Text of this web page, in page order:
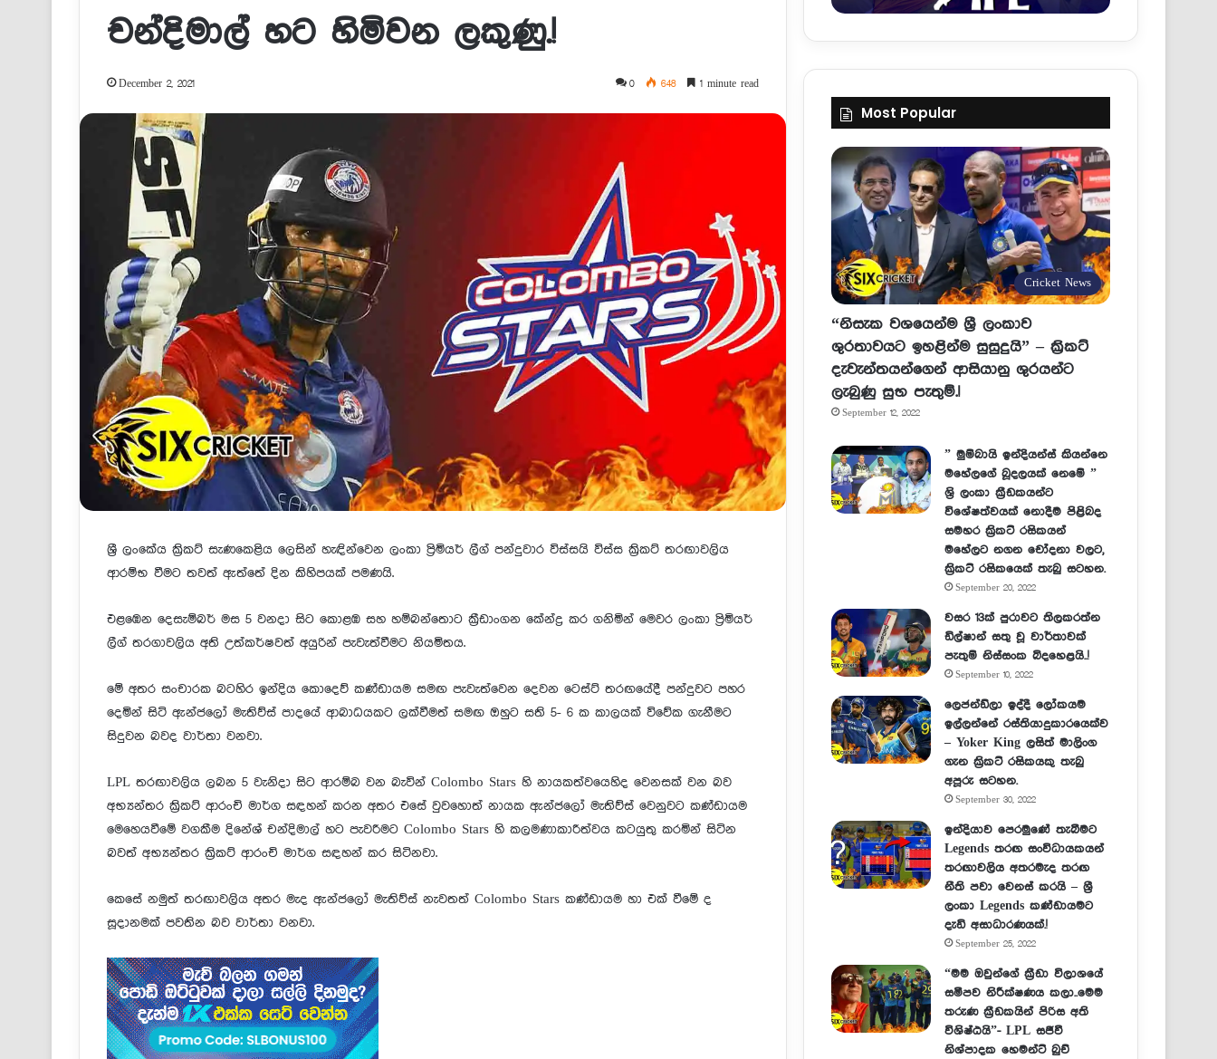
චන්දිමාල් හට හිමිවන ලකුණු.!
December 2, 2021 0 648 1 minute read
ශ්‍රී ලංකේය ක්‍රිකට් සැණකෙළිය ලෙසින් හැඳින්වෙන ලංකා ප්‍රිමියර් ලීග් පන්දුවාර විස්සයි විස්ස ක්‍රිකට් තරඟාවලිය
ආරම්භ වීමට තවත් ඇත්තේ දින කිහිපයක් පමණයි.
එළඹෙන දෙසැම්බර් මස 5 වනදා සිට කොළඹ සහ හම්බන්තොට ක්‍රීඩාංගන කේන්ද්‍ර කර ගනිමින් මෙවර ලංකා ප්‍රිමියර්
ලීග් තරගාවලිය අති උත්කර්ෂවත් අයුරින් පැවැත්වීමට නියමිතය.
මේ අතර සංචාරක බටහිර ඉන්දිය කොදෙව් කණ්ඩායම සමඟ පැවැත්වෙන දෙවන ටෙස්ට් තරඟයේදී පන්දුවට පහර
දෙමින් සිටි ඇන්ජලෝ මැතිව්ස් පාදයේ ආබාධයකට ලක්වීමත් සමඟ ඔහුට සති 5- 6 ක කාලයක් විවේක ගැනීමට
සිදුවන බවද වාර්තා වනවා.
LPL තරඟාවලිය ලබන 5 වැනිදා සිට ආරම්බ වන බැවින් Colombo Stars හි නායකත්වයෙහිද වෙනසක් වන බව
අභ්‍යන්තර ක්‍රිකට් ආරංචි මාර්ග සඳහන් කරන අතර එසේ වුවහොත් නායක ඇන්ජලෝ මැතිව්ස් වෙනුවට කණ්ඩායම
මෙහෙයවීමේ වගකීම දිනේශ් චන්දිමාල් හට පැවරීමට Colombo Stars හි කලමණාකාරීත්වය කටයුතු කරමින් සිටින
බවත් අභ්‍යන්තර ක්‍රිකට් ආරංචි මාර්ග සඳහන් කර සිටිනවා.
කෙසේ නමුත් තරඟාවලිය අතර මැද ඇන්ජලෝ මැතිව්ස් නැවතත් Colombo Stars කණ්ඩායම හා එක් වීමේ ද
සූදානමක් පවතින බව වාර්තා වනවා.
Most Popular
Cricket News
“නිසැක වශයෙන්ම ශ්‍රී ලංකාව
ශුරතාවයට ඉහළින්ම සුසුදුයි” – ක්‍රිකට්
දැවැන්තයන්ගෙන් ආසියානු ශුරයන්ට
ලැබුණු සුභ පැතුම්.!
September 12, 2022
” මුම්බායි ඉන්දියන්ස් කියන්නෙ
මහේලගේ බූදලයක් නෙමේ ”
ශ්‍රි ලංකා ක්‍රීඩකයන්ට
විශේෂත්වයක් නොදීම පිළිබද
සමහර ක්‍රිකට් රසිකයන්
මහේලට නගන චෝදනා වලට,
ක්‍රිකට් රසිකයෙක් තැබු සටහන.
September 20, 2022
වසර 13ක් පුරාවට තිලකරත්න
ඩිල්ෂාන් සතු වූ වාර්තාවක්
පැතුම් නිස්සංක බිදහෙළයි..!
September 10, 2022
ලෙජන්ඩ්ලා ඉද්දී ලෝකයම
ඉල්ලන්නේ රස්තියාදුකාරයෙක්ව
– Yoker King ලසිත් මාලිංග
ගැන ක්‍රිකට් රසිකයකු තැබු
අපූරු සටහන.
September 30, 2022
ඉන්දියාව පෙරමුණේ තැබීමට
Legends තරඟ සංවිධායකයන්
තරඟාවලිය අතරමැද තරඟ
නීති පවා වෙනස් කරයි – ශ්‍රී
ලංකා Legends කණ්ඩායමට
දැඩි අසාධාරණයක්.!
September 25, 2022
“මම ඔවුන්ගේ ක්‍රීඩා විලාශයේ
සමීපව නිරීක්ෂණය කලා..මෙම
තරුණ ක්‍රීඩකයින් පිරිස අති
විශිෂ්ඨයි”- LPL සජීවී
නිශ්පාදක හෙමන්ට් බුච්